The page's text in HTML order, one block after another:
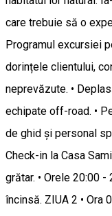
care trebuie să o
Programul excursiei
dorințele clientului,
neprevăzute. •
echipate off-road. •
de ghid și personal
Check-in la Casa
grătar. • Orele 20:00
încinsă. ZIUA 2 • Ora